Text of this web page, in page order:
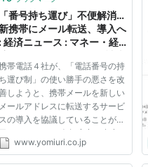
ように見えてしまうが、問題なの
はspamの転送だ。 spam...
「番号持ち運び」不便解消…
新携帯にメール転送、導入へ
: 経済ニュース : マネー・経
聞）
帯電話４社が、「電話番号の持
ち運び制」の使い勝手の悪さを改
しようと、携帯メールを新しい
メールアドレスに転送するサービ
スの導入を協議していることが４
日、わかった。 今年度中の合意
を目指し、転送サービスを始める
www.yomiuri.co.jp